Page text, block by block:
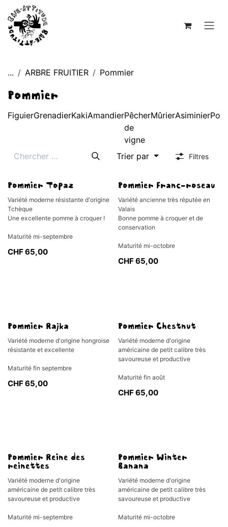
Se rendre au contenu
... ARBRE FRUITIER Pommier
Pommier
FiguierGrenadierKakiAmandierPêcher
de
vigne
MûrierAsiminier
Trier par Filtres
Pommier Topaz
Variété moderne résistante d'origine
Tchèque
Une excellente pomme à croquer !
Maturité mi-septembre
CHF65,00
Pommier Franc-roseau
Variété ancienne très réputée en
Valais
Bonne pomme à croquer et de
conservation
Maturité mi-octobre
CHF65,00
Pommier Rajka
Variété moderne d'origine hongroise
résistante et excellente
Maturité fin septembre
CHF65,00
Pommier Chestnut
Variété moderne d'origine
américaine de petit calibre très
savoureuse et productive
Maturité fin août
CHF65,00
Pommier Reine des
reinettes
Variété moderne d'origine
américaine de petit calibre très
savoureuse et productive
Maturité mi-septembre
Pommier Winter
Banana
Variété moderne d'origine
américaine de petit calibre très
savoureuse et productive
Maturité mi-octobre